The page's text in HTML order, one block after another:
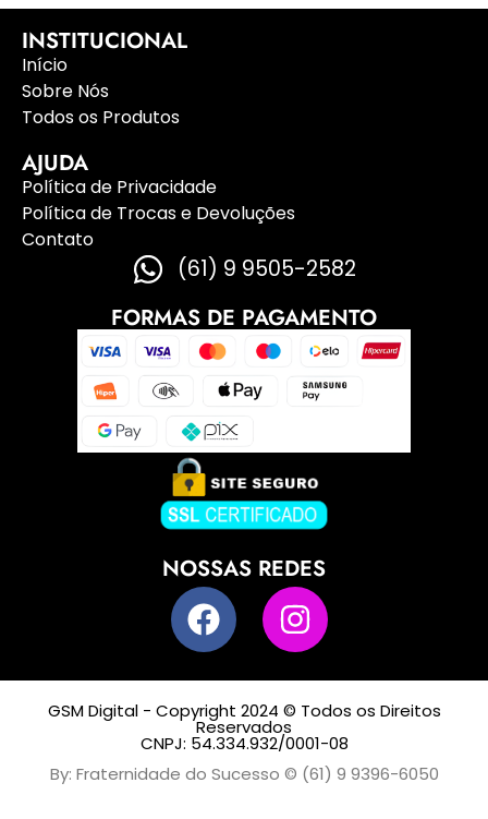
INSTITUCIONAL
Início
Sobre Nós
Todos os Produtos
AJUDA
Política de Privacidade
Política de Trocas e Devoluções
Contato
(61) 9 9505-2582
FORMAS DE PAGAMENTO
NOSSAS REDES
GSM Digital - Copyright 2024 © Todos os Direitos
Reservados
CNPJ: 54.334.932/0001-08
By: Fraternidade do Sucesso © (61) 9 9396-6050